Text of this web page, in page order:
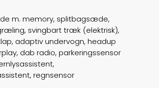
465
m. memory, splitbagsæde,
svingbart træk (elektrisk),
adaptiv undervogn, headup
dab radio, parkeringssensor
regnsensor